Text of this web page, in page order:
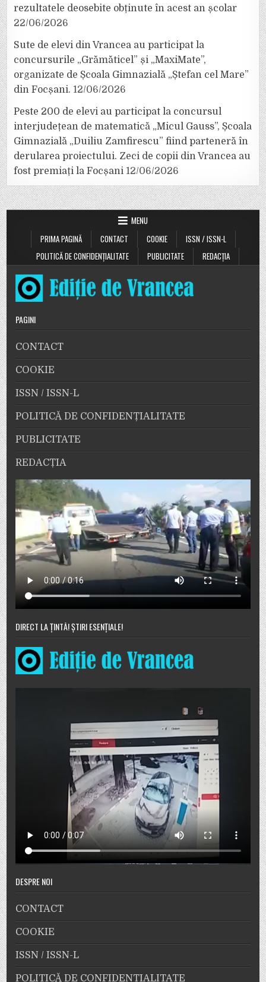
rezultatele deosebite obținute în acest an școlar
22/06/2026
Sute de elevi din Vrancea au participat la
concursurile „Grămăticel” și „MaxiMate”,
organizate de Școala Gimnazială „Ștefan cel Mare”
din Focșani. 12/06/2026
Peste 200 de elevi au participat la concursul
interjudețean de matematică „Micul Gauss”, Școala
Gimnazială „Duiliu Zamfirescu” fiind parteneră în
derularea proiectului. Zeci de copii din Vrancea au
fost premiați la Focșani 12/06/2026
MENU
PRIMA PAGINĂ
CONTACT COOKIE
ISSN / ISSN-L
POLITICĂ DE CONFIDENȚIALITATE
PUBLICITATE REDACȚIA
PAGINI
CONTACT
COOKIE
ISSN / ISSN-L
POLITICĂ DE CONFIDENȚIALITATE
PUBLICITATE
REDACȚIA
DIRECT LA ȚINTĂ! ȘTIRI ESENȚIALE!
DESPRE NOI
CONTACT
COOKIE
ISSN / ISSN-L
POLITICĂ DE CONFIDENȚIALITATE